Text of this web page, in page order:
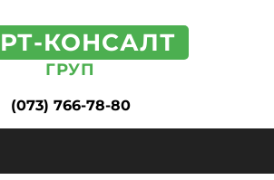
КОНСАЛТ
ГРУП
(073) 766-78-80